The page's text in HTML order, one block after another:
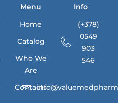
Menu
Home
Catalog
Who We
Are
Contacts
Info
(+378)
0549
903
546